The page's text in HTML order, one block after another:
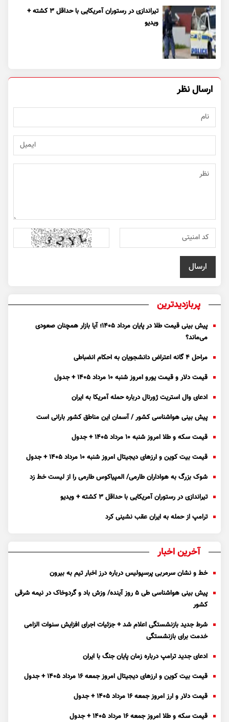
تیراندازی در رستوران آمریکایی با حداقل ۳ کشته +
ویدیو
ارسال نظر
پربازدیدترین
پیش بینی قیمت طلا در پایان مرداد 1405؛ آیا بازار همچنان صعودی
می‌ماند؟
مراحل ۴ گانه اعتراض دانشجویان به احکام انضباطی
قیمت دلار و قیمت یورو امروز شنبه ۱۰ مرداد ۱۴۰۵ + جدول
ادعای وال استریت ژورنال درباره حمله آمریکا به ایران
پیش بینی هواشناسی کشور / آسمان این مناطق کشور بارانی است
قیمت سکه و طلا امروز شنبه ۱۰ مرداد ۱۴۰۵ + جدول
قیمت بیت کوین و ارز‌های دیجیتال امروز شنبه ۱۰ مرداد ۱۴۰۵ + جدول
شوک بزرگ به هواداران طارمی/ المپیاکوس طارمی را از لیست خط زد
تیراندازی در رستوران آمریکایی با حداقل ۳ کشته + ویدیو
ترامپ از حمله به ایران عقب نشینی کرد
آخرین اخبار
خط و نشان سرمربی پرسپولیس درباره درز اخبار تیم به بیرون
پیش بینی هواشناسی طی ۵ روز آینده/ وزش باد و گردوخاک در نیمه شرقی
کشور
شرط جدید بازنشستگی اعلام شد + جزئیات اجرای افزایش سنوات الزامی
خدمت برای بازنشستگی
ادعای جدید ترامپ درباره زمان پایان جنگ با ایران
قیمت بیت کوین و ارز‌های دیجیتال امروز جمعه ۱۶ مرداد ۱۴۰۵ + جدول
قیمت دلار و ارز امروز جمعه ۱۶ مرداد ۱۴۰۵ + جدول
قیمت سکه و طلا امروز جمعه ۱۶ مرداد ۱۴۰۵ + جدول